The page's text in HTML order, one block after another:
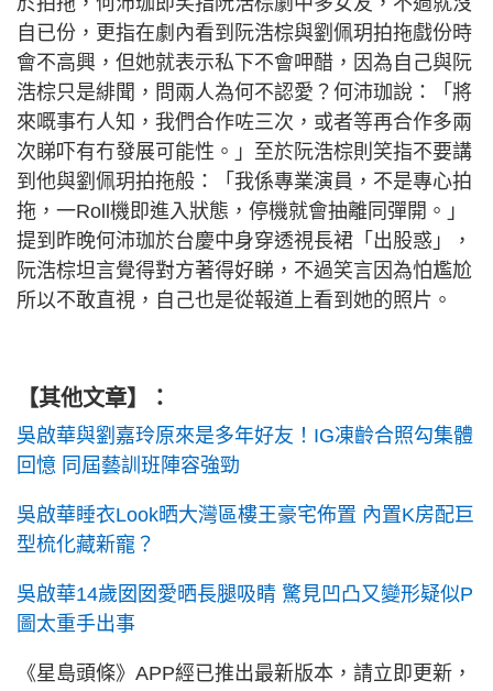
自已份，更指在劇內看到阮浩棕與劉佩玥拍拖戲份時
會不高興，但她就表示私下不會呷醋，因為自己與阮
浩棕只是緋聞，問兩人為何不認愛？何沛珈說：「將
來嘅事冇人知，我們合作咗三次，或者等再合作多兩
次睇吓有冇發展可能性。」至於阮浩棕則笑指不要講
到他與劉佩玥拍拖般：「我係專業演員，不是專心拍
拖，一Roll機即進入狀態，停機就會抽離同彈開。」
提到昨晚何沛珈於台慶中身穿透視長裙「出股惑」，
阮浩棕坦言覺得對方著得好睇，不過笑言因為怕尷尬
所以不敢直視，自己也是從報道上看到她的照片。
【其他文章】：
吳啟華與劉嘉玲原來是多年好友！IG凍齡合照勾集體
回憶 同屆藝訓班陣容強勁
吳啟華睡衣Look晒大灣區樓王豪宅佈置 內置K房配巨
型梳化藏新寵？
吳啟華14歲囡囡愛晒長腿吸睛 驚見凹凸又變形疑似P
圖太重手出事
《星島頭條》APP經已推出最新版本，請立即更新，